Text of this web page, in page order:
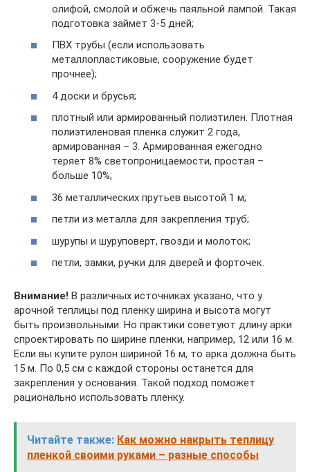
олифой, смолой и обжечь паяльной лампой. Такая
подготовка займет 3-5 дней;
ПВХ трубы (если использовать
металлопластиковые, сооружение будет
прочнее);
4 доски и брусья;
плотный или армированный полиэтилен. Плотная
полиэтиленовая пленка служит 2 года,
армированная – 3. Армированная ежегодно
теряет 8% светопроницаемости, простая –
больше 10%;
36 металлических прутьев высотой 1 м;
петли из металла для закрепления труб;
шурупы и шуруповерт, гвозди и молоток;
петли, замки, ручки для дверей и форточек.
Внимание! В различных источниках указано, что у
арочной теплицы под пленку ширина и высота могут
быть произвольными. Но практики советуют длину арки
спроектировать по ширине пленки, например, 12 или 16 м.
Если вы купите рулон шириной 16 м, то арка должна быть
15 м. По 0,5 см с каждой стороны останется для
закрепления у основания. Такой подход поможет
рационально использовать пленку.
Читайте также: Как можно накрыть теплицу
пленкой своими руками – разные способы